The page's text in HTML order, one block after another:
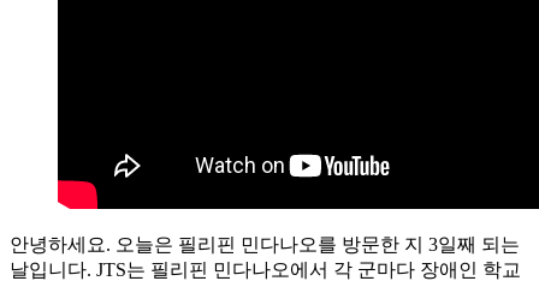
안녕하세요. 오늘은 필리핀 민다나오를 방문한 지 3일째 되는
날입니다. JTS는 필리핀 민다나오에서 각 군마다 장애인 학교